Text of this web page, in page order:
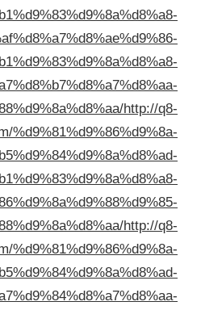
kuwait.byethost10.com/
kuwait.byethost10.com/